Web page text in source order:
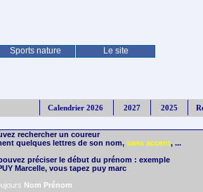
Sports nature Le site
Calendrier 2026 2027 2025
rechercher un coureur
quelques lettres de son nom, sans accent, ...
préciser le début du prénom : exemple
Marcelle, vous tapez puy marc
Nom Prénom